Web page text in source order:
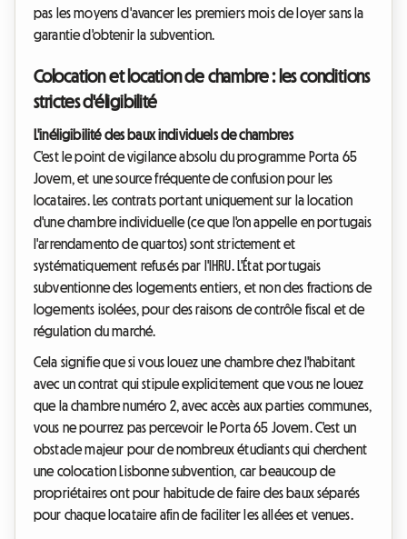
pas les moyens d'avancer les premiers mois de loyer sans la
garantie d'obtenir la subvention.
Colocation et location de chambre : les conditions
strictes d'éligibilité
L'inéligibilité des baux individuels de chambres
C'est le point de vigilance absolu du programme Porta 65
Jovem, et une source fréquente de confusion pour les
locataires. Les contrats portant uniquement sur la location
d'une chambre individuelle (ce que l'on appelle en portugais
l'arrendamento de quartos) sont strictement et
systématiquement refusés par l'IHRU. L'État portugais
subventionne des logements entiers, et non des fractions de
logements isolées, pour des raisons de contrôle fiscal et de
régulation du marché.
Cela signifie que si vous louez une chambre chez l'habitant
avec un contrat qui stipule explicitement que vous ne louez
que la chambre numéro 2, avec accès aux parties communes,
vous ne pourrez pas percevoir le Porta 65 Jovem. C'est un
obstacle majeur pour de nombreux étudiants qui cherchent
une colocation Lisbonne subvention, car beaucoup de
propriétaires ont pour habitude de faire des baux séparés
pour chaque locataire afin de faciliter les allées et venues.